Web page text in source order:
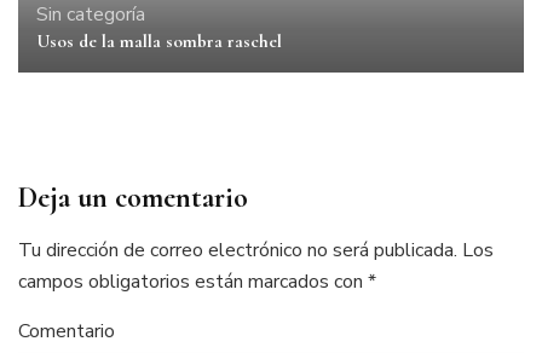
Sin categoría
Usos de la malla sombra raschel
Deja un comentario
Tu dirección de correo electrónico no será publicada. Los
campos obligatorios están marcados con *
Comentario